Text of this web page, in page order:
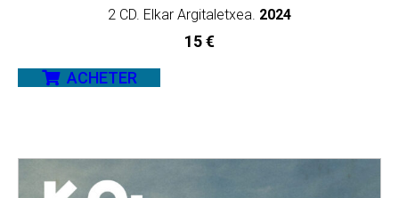
2 CD. Elkar Argitaletxea. 2024
15€
ACHETER